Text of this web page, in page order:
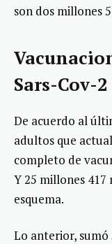
son dos millones
Sars-Cov-2
De acuerdo al
adultos que
completo de
Y 25 millones
esquema.
Lo anterior, sumó